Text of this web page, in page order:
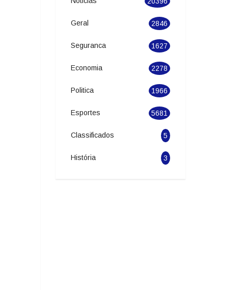
Cidades 551
Noticias 20396
Geral 2846
Seguranca 1627
Economia 2278
Politica 1966
Esportes 5681
Classificados 5